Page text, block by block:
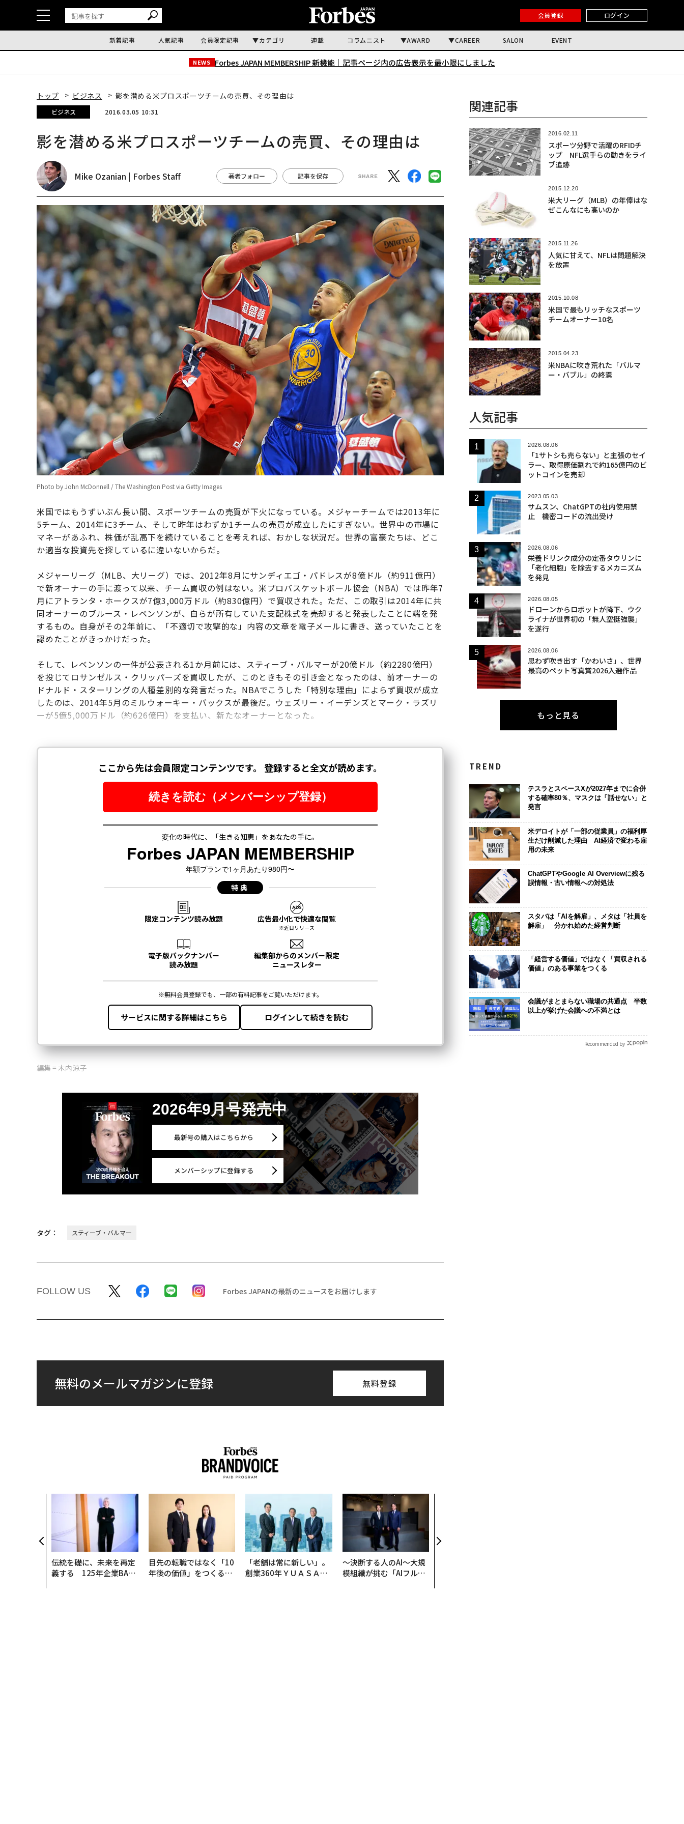
会員登録 ログイン
新着記事 人気記事 会員限定記事 カテゴリ 連載 コラムニスト AWARD CAREER SALON EVENT
NEWS Forbes JAPAN MEMBERSHIP 新機能｜ 記事ページ内の広告表示を最小限にしました
トップ ビジネス 影を潜める米プロスポーツチームの売買、その理由は
ビジネス 2016.03.05 10:31
影を潜める米プロスポーツチームの売買、その理由は
Mike Ozanian | Forbes Staff 著者フォロー 記事を保存
Photo by John McDonnell / The Washington Post via Getty Images
米国ではもうずいぶん長い間、スポーツチームの売買が下火になっている。メジャーチームでは2013年に
5チーム、2014年に3チーム、そして昨年はわずか1チームの売買が成立したにすぎない。世界中の市場に
マネーがあふれ、株価が乱高下を続けていることを考えれば、おかしな状況だ。世界の富豪たちは、どこ
か適当な投資先を探しているに違いないからだ。
メジャーリーグ（MLB、大リーグ）では、2012年8月にサンディエゴ・パドレスが8億ドル（約911億円）
で新オーナーの手に渡って以来、チーム買収の例はない。米プロバスケットボール協会（NBA）では昨年7
月にアトランタ・ホークスが7億3,000万ドル（約830億円）で買収された。ただ、この取引は2014年に共
同オーナーのブルース・レベンソンが、自らが所有していた支配株式を売却すると発表したことに端を発
するもの。自身がその2年前に、「不適切で攻撃的な」内容の文章を電子メールに書き、送っていたことを
認めたことがきっかけだった。
そして、レベンソンの一件が公表される1か月前には、スティーブ・バルマーが20億ドル（約2280億円）
を投じてロサンゼルス・クリッパーズを買収したが、このときもその引き金となったのは、前オーナーの
ドナルド・スターリングの人種差別的な発言だった。NBAでこうした「特別な理由」によらず買収が成立
したのは、2014年5月のミルウォーキー・バックスが最後だ。ウェズリー・イーデンズとマーク・ラズリ
ーが5億5,000万ドル（約626億円）を支払い、新たなオーナーとなった。
編集 = 木内涼子
2026年9月号発売中
最新号の購入はこちらから
メンバーシップに登録する
タグ： スティーブ・バルマー
FOLLOW US Forbes JAPANの最新のニュースをお届けします
無料のメールマガジンに登録 無料登録
伝統を礎に、未来を再定
義する 125年企業BAT
目先の転職ではなく「10
年後の価値」をつくる─
「老舗は常に新しい」。
創業360年ＹＵＡＳＡと
〜決断する人のAI〜大規
模組織が挑む「AIフル実
関連記事
2016.02.11
スポーツ分野で活躍のRFIDチ
ップ NFL選手らの動きをライ
ブ追跡
2015.12.20
米大リーグ（MLB）の年俸はな
ぜこんなにも高いのか
2015.11.26
人気に甘えて、NFLは問題解決
を放置
2015.10.08
米国で最もリッチなスポーツ
チームオーナー10名
2015.04.23
米NBAに吹き荒れた「バルマ
ー・バブル」の終焉
人気記事
2026.08.06
「1サトシも売らない」と主張のセイ
ラー、取得原価割れで約165億円のビ
ットコインを売却
2023.05.03
サムスン、ChatGPTの社内使用禁
止 機密コードの流出受け
2026.08.06
栄養ドリンク成分の定番タウリンに
「老化細胞」を除去するメカニズム
を発見
2026.08.05
ドローンからロボットが降下、ウク
ライナが世界初の「無人空挺強襲」
を遂行
2026.08.06
思わず吹き出す「かわいさ」、世界
最高のペット写真賞2026入選作品
もっと見る
TREND
テスラとスペースXが2027年までに合併
する確率80％、マスクは「話せない」と
発言
米デロイトが「一部の従業員」の福利厚
生だけ削減した理由 AI経済で変わる雇
用の未来
ChatGPTやGoogle AI Overviewに残る
誤情報・古い情報への対処法
スタバは「AIを解雇」、メタは「社員を
解雇」 分かれ始めた経営判断
「経営する価値」ではなく「買収される
価値」のある事業をつくる
会議がまとまらない職場の共通点 半数
以上が挙げた会議への不満とは
Recommended by